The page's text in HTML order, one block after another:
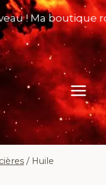
! Ma boutique
/ Huile